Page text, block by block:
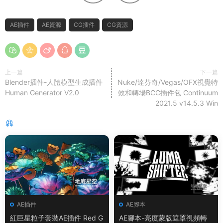
AE插件 AE資源 CG插件 CG資源
上一篇
Blender插件-人體模型生成插件
Human Generator V2.0
下一篇
Nuke/達芬奇/Vegas/OFX視覺特
效和轉場BCC插件包 Continuum
2021.5 v14.5.3 Win
AE插件
紅巨星粒子套裝AE插件 Red G
AE腳本
AE腳本-亮度蒙版遮罩視頻轉